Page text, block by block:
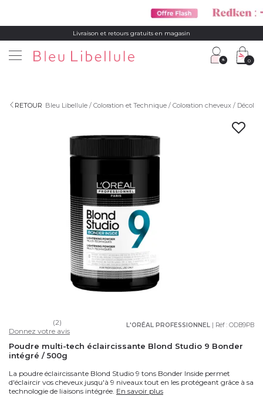
Livraison et retours gratuits en magasin
0
RETOUR Bleu Libellule Coloration et Technique Coloration cheveux
L'ORÉAL PROFESSIONNEL | Réf : ODB9PB
(2)
Donnez votre avis
Poudre multi-tech éclaircissante Blond Studio 9 Bonder
intégré / 500g
La poudre éclaircissante Blond Studio 9 tons Bonder Inside permet
d'éclaircir vos cheveux jusqu'à 9 niveaux tout en les protégeant grâce à sa
technologie de liaisons intégrée. En savoir plus